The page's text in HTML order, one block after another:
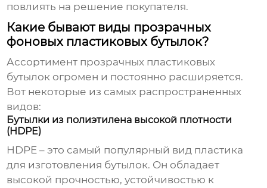
повлиять на решение покупателя.
Какие бывают виды прозрачных
фоновых пластиковых бутылок?
Ассортимент прозрачных пластиковых
бутылок огромен и постоянно расширяется.
Вот некоторые из самых распространенных
видов:
Бутылки из полиэтилена высокой плотности
(HDPE)
HDPE – это самый популярный вид пластика
для изготовления бутылок. Он обладает
высокой прочностью, устойчивостью к